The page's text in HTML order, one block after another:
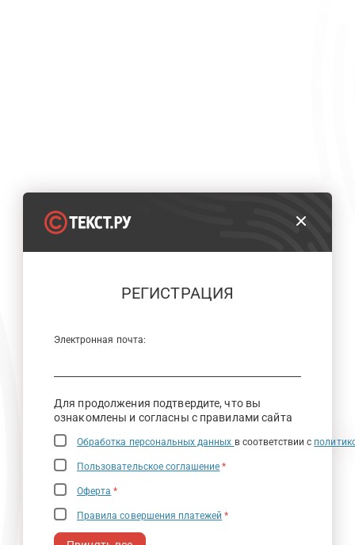
РЕГИСТРАЦИЯ
Электронная почта:
Для продолжения подтвердите, что вы
ознакомлены и согласны с правилами сайта
Обработка персональных данных в соответствии с
Пользовательское соглашение *
Оферта *
Правила совершения платежей *